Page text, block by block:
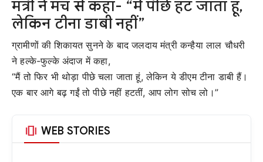
मंत्री ने मंच से कहा- “मैं पीछे हट जाता हूं,
लेकिन टीना डाबी नहीं”
ग्रामीणों की शिकायत सुनने के बाद जलदाय मंत्री कन्हैया लाल चौधरी
ने हल्के-फुल्के अंदाज में कहा,
“मैं तो फिर भी थोड़ा पीछे चला जाता हूं, लेकिन ये डीएम टीना डाबी हैं।
एक बार आगे बढ़ गईं तो पीछे नहीं हटतीं, आप लोग सोच लो।”
amp_stories WEB STORIES